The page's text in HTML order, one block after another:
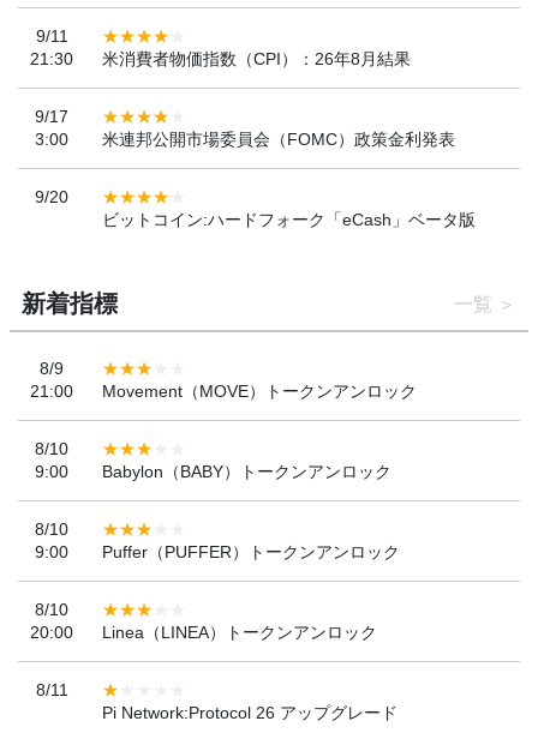
9/11
21:30
米消費者物価指数（CPI）：26年8月結果
9/17
3:00
米連邦公開市場委員会（FOMC）政策金利発表
9/20
ビットコイン:ハードフォーク「eCash」ベータ版
新着指標 一覧
8/9
21:00
Movement（MOVE）トークンアンロック
8/10
9:00
Babylon（BABY）トークンアンロック
8/10
9:00
Puffer（PUFFER）トークンアンロック
8/10
20:00
Linea（LINEA）トークンアンロック
8/11
Pi Network:Protocol 26 アップグレード